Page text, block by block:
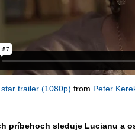
trailer (1080p) from Peter
príbehoch sleduje Lucianu a